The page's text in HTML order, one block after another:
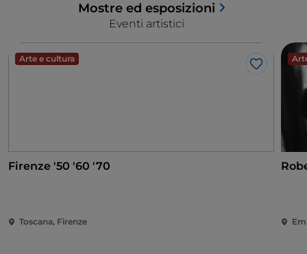
Eventi artistici
Mostre ed esposizioni
Arte e cultura
Like
Firenze '50 '60 '70
Toscana, Firenze